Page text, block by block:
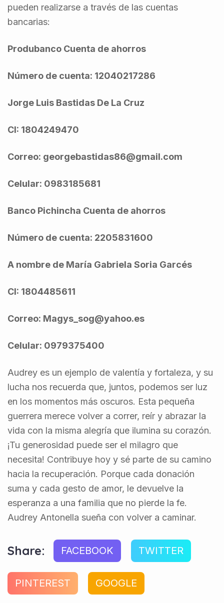
pueden realizarse a través de las cuentas
bancarias:
Produbanco Cuenta de ahorros
Número de cuenta: 12040217286
Jorge Luis Bastidas De La Cruz
CI: 1804249470
Correo: georgebastidas86@gmail.com
Celular: 0983185681
Banco Pichincha Cuenta de ahorros
Número de cuenta: 2205831600
A nombre de María Gabriela Soria Garcés
CI: 1804485611
Correo: Magys_sog@yahoo.es
Celular: 0979375400
Audrey es un ejemplo de valentía y fortaleza, y su
lucha nos recuerda que, juntos, podemos ser luz
en los momentos más oscuros. Esta pequeña
guerrera merece volver a correr, reír y abrazar la
vida con la misma alegría que ilumina su corazón.
¡Tu generosidad puede ser el milagro que
necesita! Contribuye hoy y sé parte de su camino
hacia la recuperación. Porque cada donación
suma y cada gesto de amor, le devuelve la
esperanza a una familia que no pierde la fe.
Audrey Antonella sueña con volver a caminar.
Share: FACEBOOK TWITTER
PINTEREST GOOGLE